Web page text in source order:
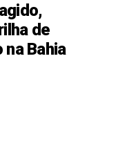
de
Bahia